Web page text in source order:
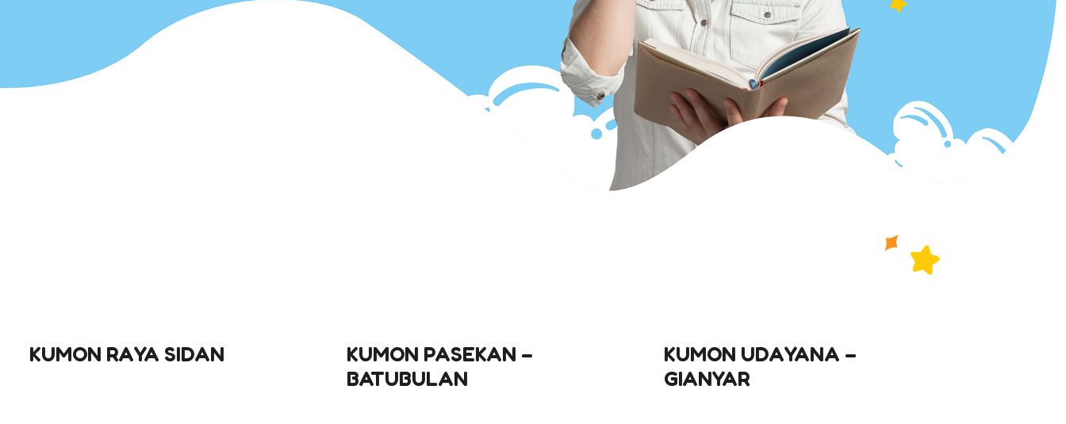
KUMON RAYA SIDAN
KUMON PASEKAN –
BATUBULAN
KUMON UDAYANA –
GIANYAR